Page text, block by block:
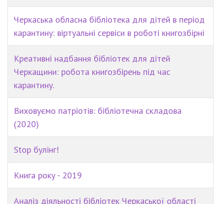
Черкаська обласна бібліотека для дітей в період
карантину: віртуальні сервіси в роботі книгозбірні
Креативні надбання бібліотек для дітей
Черкащини: робота книгозбірень під час
карантину.
Виховуємо патріотів: бібліотечна складова
(2020)
Stop булінг!
Книга року - 2019
Аналіз діяльності бібліотек Черкаської області